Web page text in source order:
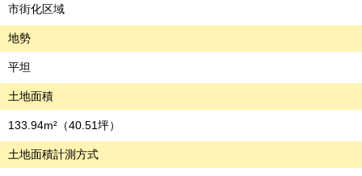
市街化区域
地勢
平坦
土地面積
133.94m² （40.51坪）
土地面積計測方式